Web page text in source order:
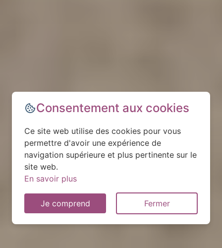
Consentement aux cookies
Ce site web utilise des cookies pour vous
permettre d'avoir une expérience de
navigation supérieure et plus pertinente sur le
site web.
En savoir plus
Je comprend Fermer